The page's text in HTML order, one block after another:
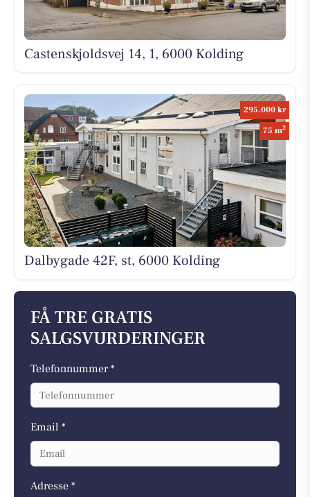
Castenskjoldsvej 14, 1, 6000 Kolding
295.000 kr
75 m2
Dalbygade 42F, st, 6000 Kolding
FÅ TRE GRATIS
SALGSVURDERINGER
Telefonnummer *
Email *
Adresse *